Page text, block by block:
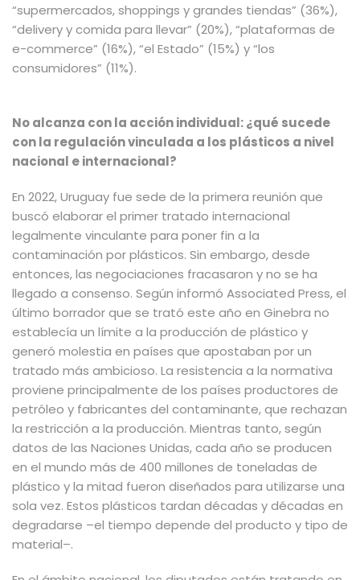
“supermercados, shoppings y grandes tiendas” (36%),
“delivery y comida para llevar” (20%), “plataformas de
e-commerce” (16%), “el Estado” (15%) y “los
consumidores” (11%).
No alcanza con la acción individual: ¿qué sucede
con la regulación vinculada a los plásticos a nivel
nacional e internacional?
En 2022, Uruguay fue sede de la primera reunión que
buscó elaborar el primer tratado internacional
legalmente vinculante para poner fin a la
contaminación por plásticos. Sin embargo, desde
entonces, las negociaciones fracasaron y no se ha
llegado a consenso. Según informó Associated Press, el
último borrador que se trató este año en Ginebra no
establecía un límite a la producción de plástico y
generó molestia en países que apostaban por un
tratado más ambicioso. La resistencia a la normativa
proviene principalmente de los países productores de
petróleo y fabricantes del contaminante, que rechazan
la restricción a la producción. Mientras tanto, según
datos de las Naciones Unidas, cada año se producen
en el mundo más de 400 millones de toneladas de
plástico y la mitad fueron diseñados para utilizarse una
sola vez. Estos plásticos tardan décadas y décadas en
degradarse –el tiempo depende del producto y tipo de
material–.